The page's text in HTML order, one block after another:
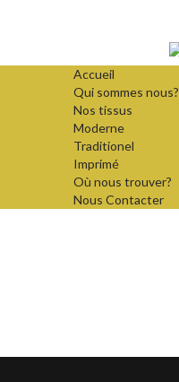
Accueil
Qui sommes nous?
Nos tissus
Moderne
Traditionel
Imprimé
Où nous trouver?
Nous Contacter